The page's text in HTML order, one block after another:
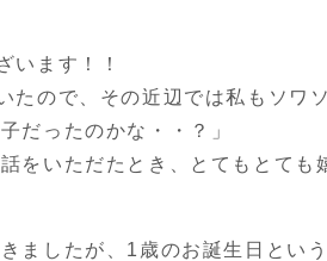
います！！
たので、その近辺では私もソワ
だったのかな・・？」
をいただたとき、とてもとても
ましたが、1歳のお誕生日とい